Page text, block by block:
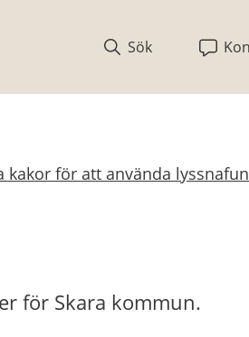
Sök
kakor för att använda
för Skara kommun.